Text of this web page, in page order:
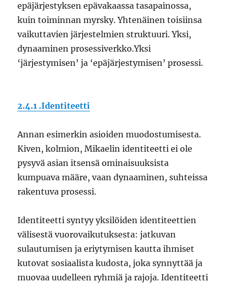
epäjärjestyksen epävakaassa tasapainossa,
kuin toiminnan myrsky. Yhtenäinen toisiinsa
vaikuttavien järjestelmien struktuuri. Yksi,
dynaaminen prosessiverkko.Yksi
‘järjestymisen’ ja ‘epäjärjestymisen’ prosessi.
2.4.1 .Identiteetti
Annan esimerkin asioiden muodostumisesta.
Kiven, kolmion, Mikaelin identiteetti ei ole
pysyvä asian itsensä ominaisuuksista
kumpuava määre, vaan dynaaminen, suhteissa
rakentuva prosessi.
Identiteetti syntyy yksilöiden identiteettien
välisestä vuorovaikutuksesta: jatkuvan
sulautumisen ja eriytymisen kautta ihmiset
kutovat sosiaalista kudosta, joka synnyttää ja
muovaa uudelleen ryhmiä ja rajoja. Identiteetti